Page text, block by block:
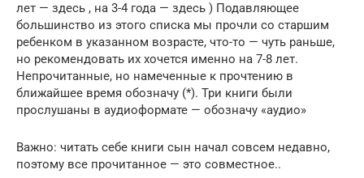
лет — здесь , на 3-4 года — здесь ) Подавляющее
большинство из этого списка мы прочли со старшим
ребенком в указанном возрасте, что-то — чуть раньше,
но рекомендовать их хочется именно на 7-8 лет.
Непрочитанные, но намеченные к прочтению в
ближайшее время обозначу (*). Три книги были
прослушаны в аудиоформате — обозначу «аудио»
Важно: читать себе книги сын начал совсем недавно,
поэтому все прочитанное — это совместное..